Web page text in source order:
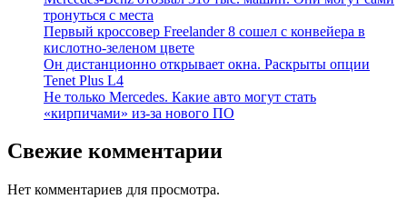
тронуться с места
Первый кроссовер Freelander 8 сошел с конвейера в
кислотно-зеленом цвете
Он дистанционно открывает окна. Раскрыты опции
Tenet Plus L4
Не только Mercedes. Какие авто могут стать
«кирпичами» из-за нового ПО
Свежие комментарии
Нет комментариев для просмотра.